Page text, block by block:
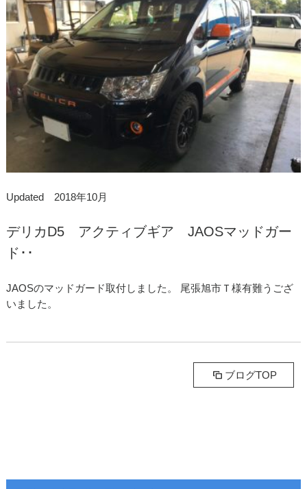
Updated 2018年10月
デリカD5 アクティブギア JAOSマッドガー
ド･･
JAOSのマッドガード取付しました。 尾張旭市Ｔ様有難うござ
いました。
ブログTOP